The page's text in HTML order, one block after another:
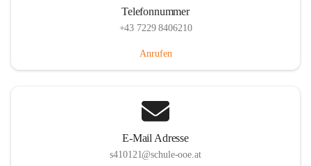
Telefonnummer
+43 7229 8406210
Anrufen
E-Mail Adresse
s410121@schule-ooe.at